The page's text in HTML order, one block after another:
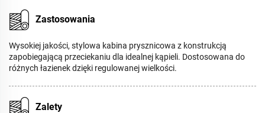
Zastosowania
Wysokiej jakości, stylowa kabina prysznicowa z konstrukcją
zapobiegającą przeciekaniu dla idealnej kąpieli. Dostosowana do
różnych łazienek dzięki regulowanej wielkości.
Zalety